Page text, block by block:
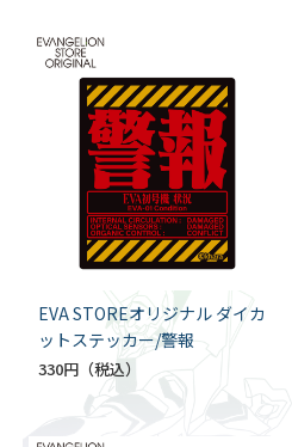
EVA STOREオリジナル ダイカ
ットステッカー/警報
330円